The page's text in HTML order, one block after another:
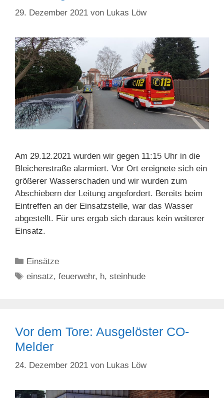
29. Dezember 2021 von Lukas Löw
Am 29.12.2021 wurden wir gegen 11:15 Uhr in die
Bleichenstraße alarmiert. Vor Ort ereignete sich ein
größerer Wasserschaden und wir wurden zum
Abschiebern der Leitung angefordert. Bereits beim
Eintreffen an der Einsatzstelle, war das Wasser
abgestellt. Für uns ergab sich daraus kein weiterer
Einsatz.
Kategorien
Einsätze
Schlagwörter
einsatz,feuerwehr, h,steinhude
Vor dem Tore: Ausgelöster CO-
Melder
24. Dezember 2021 von Lukas Löw